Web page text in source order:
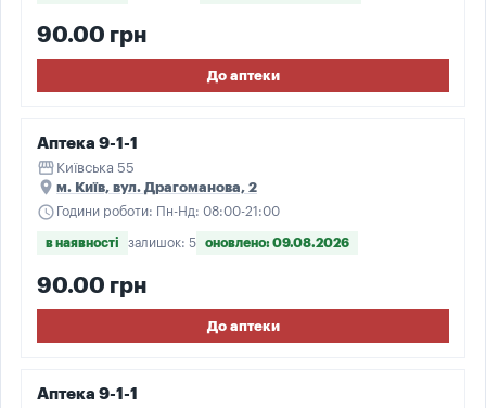
90.00 грн
До аптеки
Аптека 9-1-1
storefront Київська 55
place м. Київ, вул. Драгоманова, 2
schedule Години роботи: Пн-Нд: 08:00-21:00
в наявності залишок: 5 оновлено: 09.08.2026
90.00 грн
До аптеки
Аптека 9-1-1